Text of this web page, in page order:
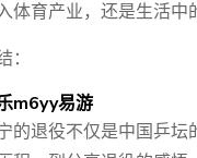
体育产业，还是生活中
：
m6yy易游
的退役不仅是中国乒